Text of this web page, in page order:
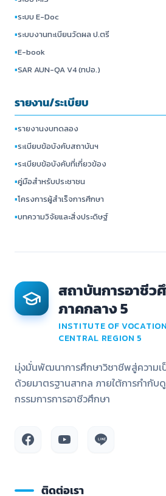
▪ระบบ E-Doc
▪ระบบงานทะเบียนวัดผล ป.ตรี
▪E-book
▪SAR AUN-QA V4 (ทปอ.)
รายงาน/ระเบียบ
▪รายงานงบทดลอง
▪ระเบียบข้อบังคับสถาบันฯ
▪ระเบียบข้อบังคับที่เกี่ยวข้อง
▪คู่มือสำหรับประชาชน
▪โครงการผู้สำเร็จการศึกษา
▪บทความวิจัยและสิ่งประดิษฐ์
สถาบันการอาชีว
ภาคกลาง 5
INSTITUTE OF
CENTRAL REGION 5
มุ่งมั่นพัฒนาการศึกษาวิชาชีพสู่ความเ
ด้วยมาตรฐานสากล ภายใต้การกำกั
กรรมการการอาชีวศึกษา
ติดต่อเรา